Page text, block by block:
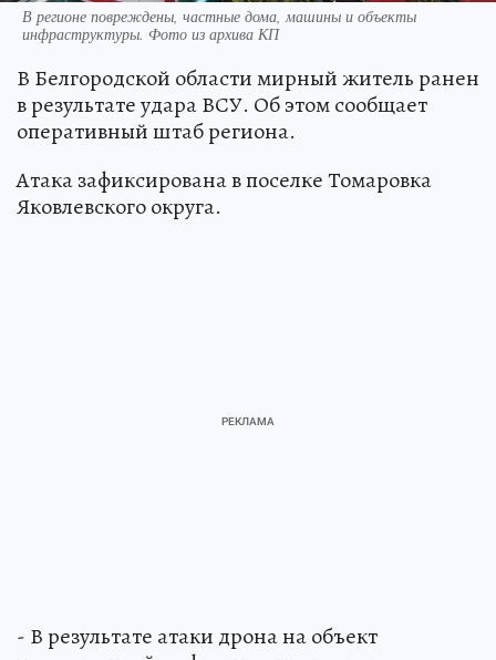
В регионе повреждены, частные дома, машины и объекты
инфраструктуры. Фото из архива КП
В Белгородской области мирный житель ранен
в результате удара ВСУ. Об этом сообщает
оперативный штаб региона.
Атака зафиксирована в поселке Томаровка
Яковлевского округа.
- В результате атаки дрона на объект